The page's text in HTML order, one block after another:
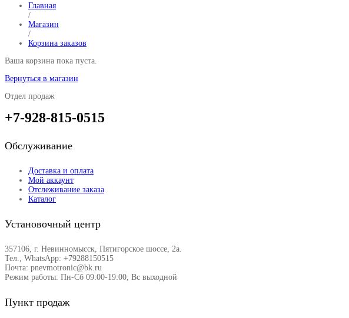
Главная
/
Магазин
/
Корзина заказов
Ваша корзина пока пуста.
Вернуться в магазин
Отдел продаж
+7-928-815-0515
Обслуживание
Доставка и оплата
Мой аккаунт
Отслеживание заказа
Каталог
Установочный центр
357106, г. Невинномысск, Пятигорское шоссе, 2а.
Тел., WhatsApp: +79288150515
Почта: pnevmotronic@bk.ru
Режим работы: Пн-Сб 09:00-19:00, Вс выходной
Пункт продаж